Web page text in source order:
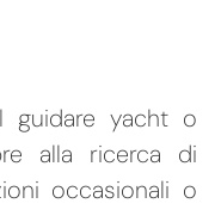
guidare yacht o
alla ricerca di
occasionali o